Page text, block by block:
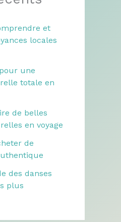
et
locales
une
totale en
de belles
en voyage
de
des danses
plus